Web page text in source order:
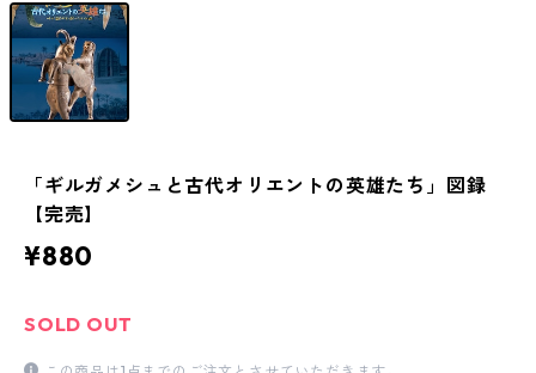
「ギルガメシュと古代オリエントの英雄たち」図録
【完売】
¥880
SOLD OUT